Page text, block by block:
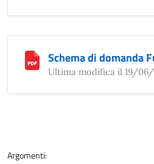
Schema di domanda
Ultima modifica il 19/06/
Argomenti: